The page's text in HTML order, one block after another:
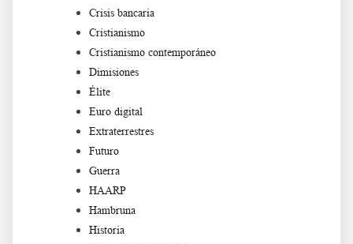
Crisis bancaria
Cristianismo
Cristianismo contemporáneo
Dimisiones
Élite
Euro digital
Extraterrestres
Futuro
Guerra
HAARP
Hambruna
Historia